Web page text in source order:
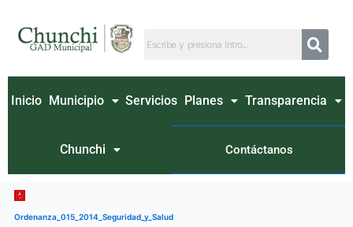
contenido
Inicio Municipio Servicios Planes Transparencia
Chunchi Contáctanos
Ordenanza_015_2014_Seguridad_y_Salud